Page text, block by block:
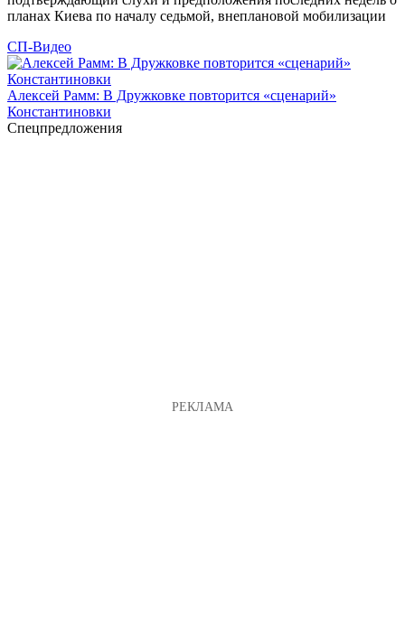
планах Киева по началу седьмой, внеплановой мобилизации
СП-Видео
Алексей Рамм: В Дружковке повторится «сценарий»
Константиновки
Спецпредложения